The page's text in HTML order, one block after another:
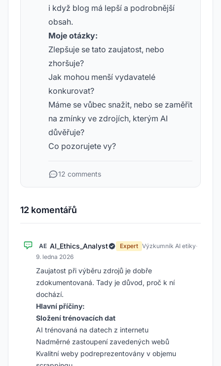
i když blog má lepší a podrobnější
obsah.
Moje otázky:
Zlepšuje se tato zaujatost, nebo
zhoršuje?
Jak mohou menší vydavatelé
konkurovat?
Máme se vůbec snažit, nebo se zaměřit
na zmínky ve zdrojích, kterým AI
důvěřuje?
Co pozorujete vy?
12 comments
12 komentářů
AE AI_Ethics_Analyst Expert Výzkumník AI etiky·
9. ledna 2026
Zaujatost při výběru zdrojů je dobře
zdokumentovaná. Tady je důvod, proč k ní
dochází.
Hlavní příčiny:
Složení trénovacích dat
AI trénovaná na datech z internetu
Nadměrné zastoupení zavedených webů
Kvalitní weby podreprezentovány v objemu